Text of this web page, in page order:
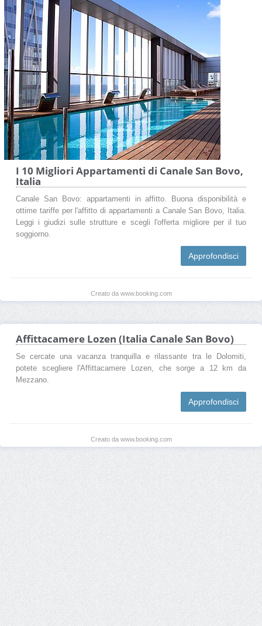
I 10 Migliori Appartamenti di Canale San Bovo,
Italia
Canale San Bovo: appartamenti in affitto. Buona disponibilità e
ottime tariffe per l'affitto di appartamenti a Canale San Bovo, Italia.
Leggi i giudizi sulle strutture e scegli l'offerta migliore per il tuo
soggiorno.
Approfondisci
Creato da www.booking.com
Affittacamere Lozen (Italia Canale San Bovo)
Se cercate una vacanza tranquilla e rilassante tra le Dolomiti,
potete scegliere l'Affittacamere Lozen, che sorge a 12 km da
Mezzano.
Approfondisci
Creato da www.booking.com